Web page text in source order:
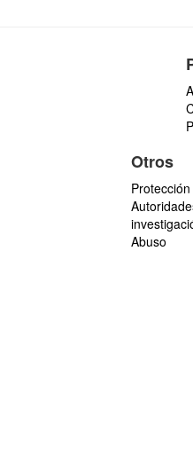
Otros
Abuso